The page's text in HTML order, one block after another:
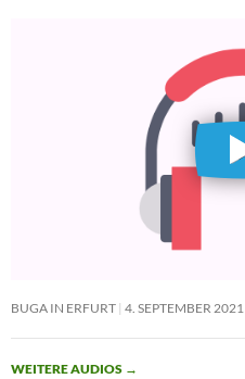
BUGA IN ERFURT 4. SEPTEMBER 2021
WEITERE AUDIOS →